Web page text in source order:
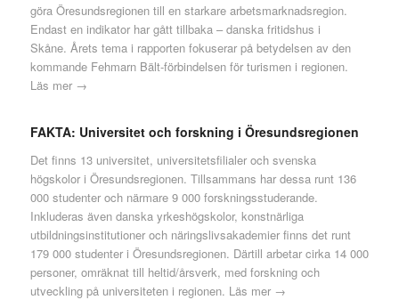
göra Öresundsregionen till en starkare arbetsmarknadsregion.
Endast en indikator har gått tillbaka – danska fritidshus i
Skåne. Årets tema i rapporten fokuserar på betydelsen av den
kommande Fehmarn Bält-förbindelsen för turismen i regionen.
Läs mer →
FAKTA: Universitet och forskning i Öresundsregionen
Det finns 13 universitet, universitetsfilialer och svenska
högskolor i Öresundsregionen. Tillsammans har dessa runt 136
000 studenter och närmare 9 000 forskningsstuderande.
Inkluderas även danska yrkeshögskolor, konstnärliga
utbildningsinstitutioner och näringslivsakademier finns det runt
179 000 studenter i Öresundsregionen. Därtill arbetar cirka 14 000
personer, omräknat till heltid/årsverk, med forskning och
utveckling på universiteten i regionen. Läs mer →